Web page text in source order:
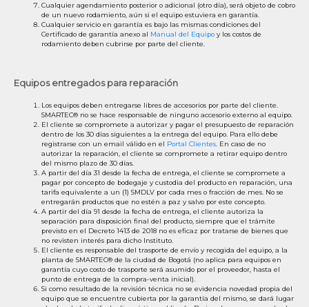
Cualquier agendamiento posterior o adicional (otro día), será objeto de cobro
de un nuevo rodamiento, aún si el equipo estuviera en garantía.
Cualquier servicio en garantía es bajo las mismas condiciones del
Certificado de garantía anexo al Manual del Equipo y los costos de
rodamiento deben cubrirse por parte del cliente.
Equipos entregados para reparación
Los equipos deben entregarse libres de accesorios por parte del cliente.
SMARTEC® no se hace responsable de ninguno accesorio externo al equipo.
El cliente se compromete a autorizar y pagar el presupuesto de reparación
dentro de los 30 días siguientes a la entrega del equipo. Para ello debe
registrarse con un email válido en el Portal Clientes . En caso de no
autorizar la reparación, el cliente se compromete a retirar equipo dentro
del mismo plazo de 30 días.
A partir del día 31 desde la fecha de entrega, el cliente se compromete a
pagar por concepto de bodegaje y custodia del producto en reparación, una
tarifa equivalente a un (1) SMDLV por cada mes o fracción de mes. No se
entregarán productos que no estén a paz y salvo por este concepto.
A partir del día 91 desde la fecha de entrega, el cliente autoriza la
separación para disposición final del producto, siempre que el trámite
previsto en el Decreto 1413 de 2018 no es eficaz por tratarse de bienes que
no revisten interés para dicho Instituto.
El cliente es responsable del trasporte de envío y recogida del equipo, a la
planta de SMARTEC® de la ciudad de Bogotá (no aplica para equipos en
garantía cuyo costo de trasporte será asumido por el proveedor, hasta el
punto de entrega de la compra-venta inicial).
Si como resultado de la revisión técnica no se evidencia novedad propia del
equipo que se encuentre cubierta por la garantía del mismo, se dará lugar